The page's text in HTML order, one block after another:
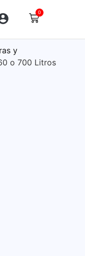
0
y
o 700 Litros